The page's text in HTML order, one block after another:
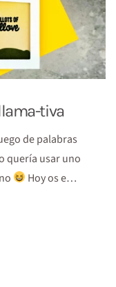
tiva
de palabras
quería usar uno
Hoy os e…